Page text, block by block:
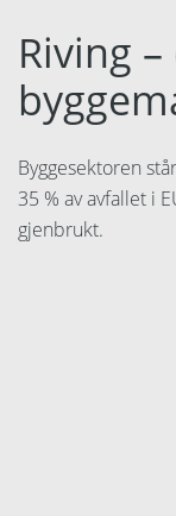
Riving
Byggesektoren
35 % av avfallet i
gjenbrukt.